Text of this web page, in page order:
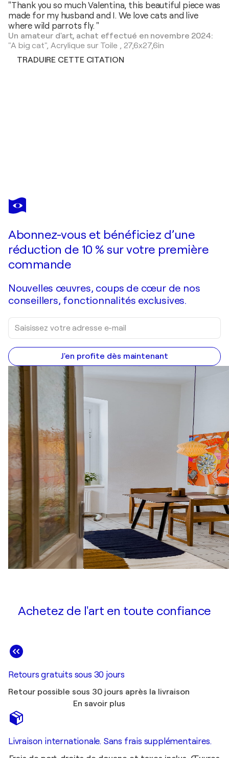
"Thank you so much Valentina, this beautiful piece was
made for my husband and I. We love cats and live
where wild parrots fly. "
Un amateur d'art, achat effectué en novembre 2024:
"A big cat", Acrylique sur Toile, 27,6x27,6in
TRADUIRE CETTE CITATION
ZOE
CHIGI
The Magpie's treasure Vous avez adoré cette oeuvre mais elle est vendue ?
Je passe commande
Abonnez-vous et bénéficiez d’une
réduction de 10 % sur votre première
commande
Nouvelles œuvres, coups de cœur de nos
conseillers, fonctionnalités exclusives.
J'en profite dès maintenant
Achetez de l'art en toute confiance
Retours gratuits sous 30 jours
Retour possible sous 30 jours après la livraison
En savoir plus
Livraison internationale. Sans frais supplémentaires.